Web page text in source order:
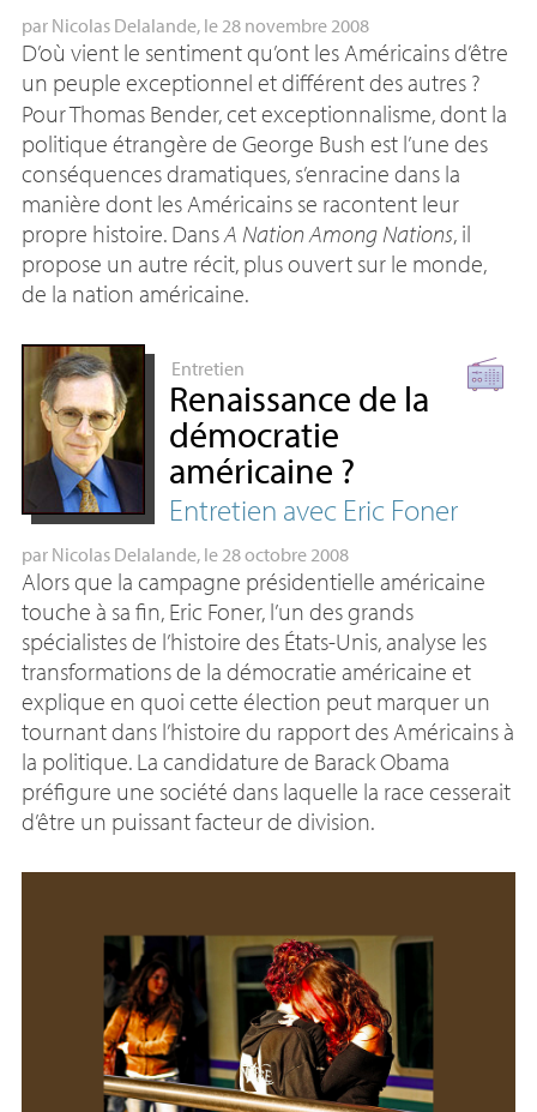
par Nicolas Delalande, le 28 novembre 2008
D’où vient le sentiment qu’ont les Américains d’être
un peuple exceptionnel et différent des autres ?
Pour Thomas Bender, cet exceptionnalisme, dont la
politique étrangère de George Bush est l’une des
conséquences dramatiques, s’enracine dans la
manière dont les Américains se racontent leur
propre histoire. DansA Nation Among Nations, il
propose un autre récit, plus ouvert sur le monde,
de la nation américaine.
Entretien
Renaissance de la
démocratie
américaine ?
Entretien avec Eric Foner
par Nicolas Delalande, le 28 octobre 2008
Alors que la campagne présidentielle américaine
touche à sa fin, Eric Foner, l’un des grands
spécialistes de l’histoire des États-Unis, analyse les
transformations de la démocratie américaine et
explique en quoi cette élection peut marquer un
tournant dans l’histoire du rapport des Américains à
la politique. La candidature de Barack Obama
préfigure une société dans laquelle la race cesserait
d’être un puissant facteur de division.